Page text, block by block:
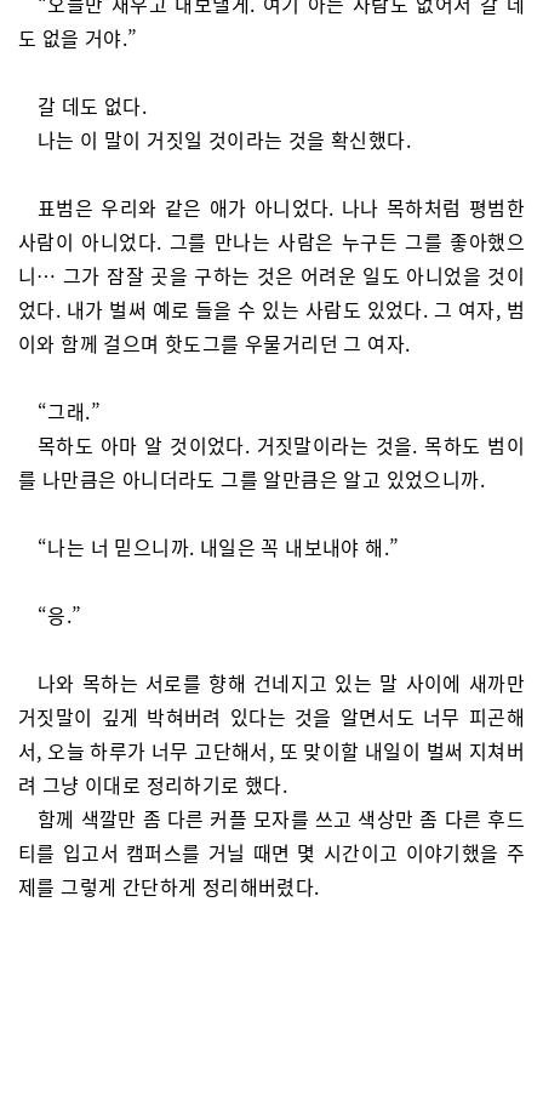
도 없을 거야.”
갈 데도 없다.
나는 이 말이 거짓일 것이라는 것을 확신했다.
표범은 우리와 같은 애가 아니었다. 나나 목하처럼 평범한
사람이 아니었다. 그를 만나는 사람은 누구든 그를 좋아했으
니… 그가 잠잘 곳을 구하는 것은 어려운 일도 아니었을 것이
었다. 내가 벌써 예로 들을 수 있는 사람도 있었다. 그 여자, 범
이와 함께 걸으며 핫도그를 우물거리던 그 여자.
“그래.”
목하도 아마 알 것이었다. 거짓말이라는 것을. 목하도 범이
를 나만큼은 아니더라도 그를 알만큼은 알고 있었으니까.
“나는 너 믿으니까. 내일은 꼭 내보내야 해.”
“응.”
나와 목하는 서로를 향해 건네지고 있는 말 사이에 새까만
거짓말이 깊게 박혀버려 있다는 것을 알면서도 너무 피곤해
서, 오늘 하루가 너무 고단해서, 또 맞이할 내일이 벌써 지쳐버
려 그냥 이대로 정리하기로 했다.
함께 색깔만 좀 다른 커플 모자를 쓰고 색상만 좀 다른 후드
티를 입고서 캠퍼스를 거닐 때면 몇 시간이고 이야기했을 주
제를 그렇게 간단하게 정리해버렸다.